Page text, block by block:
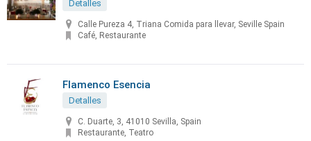
Detalles
Calle Pureza 4, Triana Comida para llevar, Seville Spain
Café, Restaurante
Flamenco Esencia
Detalles
C. Duarte, 3, 41010 Sevilla, Spain
Restaurante, Teatro